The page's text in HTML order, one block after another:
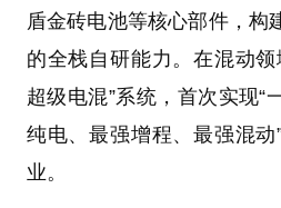
盾金砖电池等核心部件，构
的全栈自研能力。在混动
超级电混”系统，首次实现“
纯电、最强增程、最强混
业。